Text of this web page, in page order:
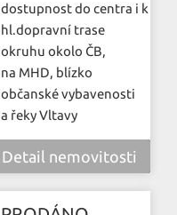
dostupnost do centra i k
hl.dopravní trase
okruhu okolo ČB,
na MHD, blízko
občanské vybavenosti
a řeky Vltavy
Detail nemovitosti